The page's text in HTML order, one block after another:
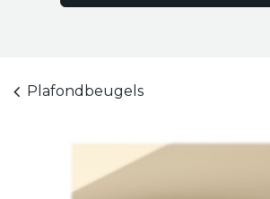
Plafondbeugels